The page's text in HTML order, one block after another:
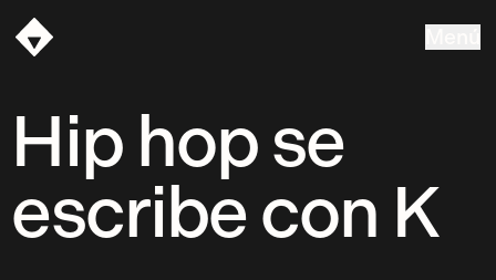
Hip hop se
escribe con K